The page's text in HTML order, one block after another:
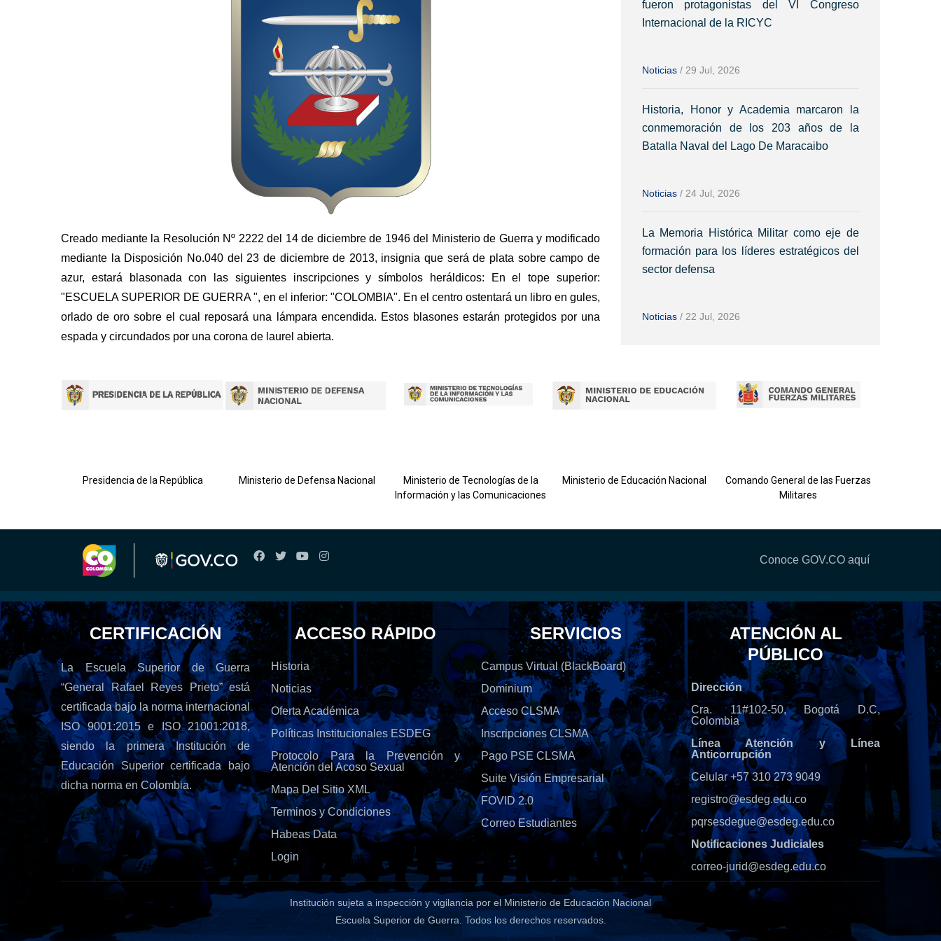
Creado mediante la Resolución Nº 2222 del 14 de diciembre de 1946 del Ministerio de Guerra y modificado
mediante la Disposición No.040 del 23 de diciembre de 2013, insignia que será de plata sobre campo de
azur, estará blasonada con las siguientes inscripciones y símbolos heráldicos: En el tope superior:
"ESCUELA SUPERIOR DE GUERRA ", en el inferior: "COLOMBIA". En el centro ostentará un libro en gules,
orlado de oro sobre el cual reposará una lámpara encendida. Estos blasones estarán protegidos por una
espada y circundados por una corona de laurel abierta.
fueron protagonistas del VI Congreso
Internacional de la RICYC
Noticias / 29 Jul, 2026
Historia, Honor y Academia marcaron la
conmemoración de los 203 años de la
Batalla Naval del Lago De Maracaibo
Noticias / 24 Jul, 2026
La Memoria Histórica Militar como eje de
formación para los líderes estratégicos del
sector defensa
Noticias / 22 Jul, 2026
Presidencia de la República
Ministerio de Defensa Nacional
Ministerio de Tecnologías de la
Información y las Comunicaciones
Ministerio de Educación Nacional
Comando General de las Fuerzas
Militares
Conoce GOV.CO aquí
CERTIFICACIÓN
La Escuela Superior de Guerra
“General Rafael Reyes Prieto” está
certificada bajo la norma internacional
ISO 9001:2015 e ISO 21001:2018,
siendo la primera Institución de
Educación Superior certificada bajo
dicha norma en Colombia.
ACCESO RÁPIDO
Historia
Noticias
Oferta Académica
Políticas Institucionales ESDEG
Protocolo Para la Prevención y
Atención del Acoso Sexual
Mapa Del Sitio XML
Terminos y Condiciones
Habeas Data
Login
SERVICIOS
Campus Virtual (BlackBoard)
Dominium
Acceso CLSMA
Inscripciones CLSMA
Pago PSE CLSMA
Suite Visión Empresarial
FOVID 2.0
Correo Estudiantes
ATENCIÓN AL
PÚBLICO
Dirección
Cra. 11#102-50, Bogotá D.C,
Colombia
Línea Atención y Línea
Anticorrupción
Celular +57 310 273 9049
registro@esdeg.edu.co
pqrsesdegue@esdeg.edu.co
Notificaciones Judiciales
correo-jurid@esdeg.edu.co
Institución sujeta a inspección y vigilancia por el Ministerio de Educación Nacional
Escuela Superior de Guerra. Todos los derechos reservados.